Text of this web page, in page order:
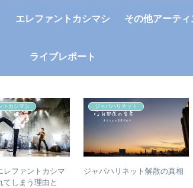
エレファントカシマシ その他アーティ
ライブレポート
トカシマシ
レファントカシマ
てしまう理由と
ジャパハリネット
ジャパハリネット解散の真相